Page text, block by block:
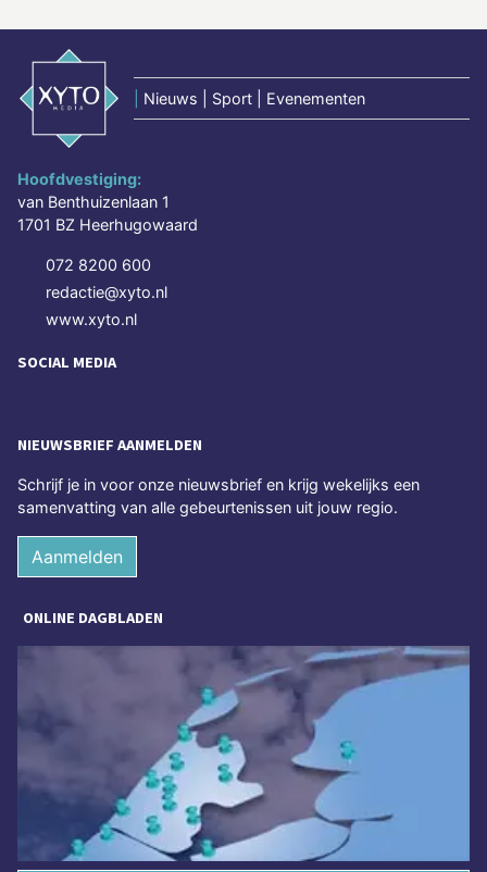
Nieuws | Sport | Evenementen
Hoofdvestiging:
van Benthuizenlaan 1
1701 BZ Heerhugowaard
072 8200 600
redactie@xyto.nl
www.xyto.nl
SOCIAL MEDIA
NIEUWSBRIEF AANMELDEN
Schrijf je in voor onze nieuwsbrief en krijg wekelijks een
samenvatting van alle gebeurtenissen uit jouw regio.
Aanmelden
ONLINE DAGBLADEN